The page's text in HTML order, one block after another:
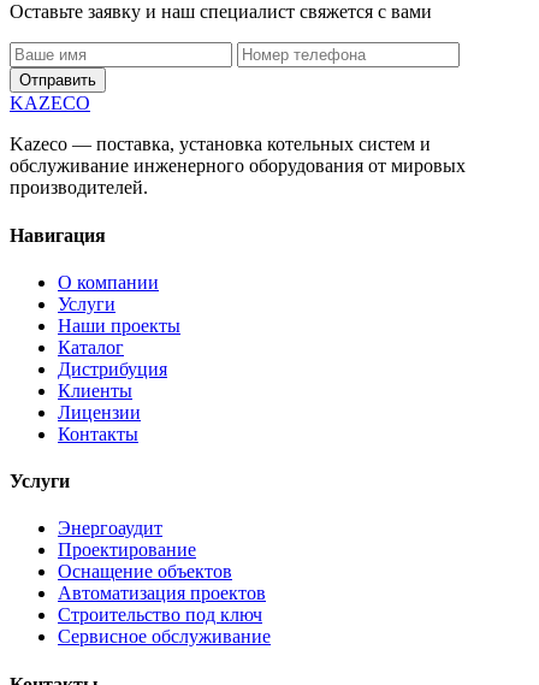
Оставьте заявку и наш специалист свяжется с вами
Отправить
KAZECO
Kazeco — поставка, установка котельных систем и
обслуживание инженерного оборудования от мировых
производителей.
Навигация
О компании
Услуги
Наши проекты
Каталог
Дистрибуция
Клиенты
Лицензии
Контакты
Услуги
Энергоаудит
Проектирование
Оснащение объектов
Автоматизация проектов
Строительство под ключ
Сервисное обслуживание